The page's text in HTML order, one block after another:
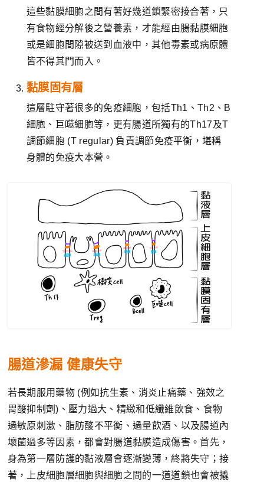
這些黏膜細胞之間有著好幾道鎖緊密接合著，只
有食物經分解後之營養素，才能經由腸黏膜細胞
或是細胞間隙被送到血液中，其他毒素或病原體
皆不得其門而入。
黏膜固有層
這層駐守著很多的免疫細胞，包括Th1、Th2、B
細胞、巨噬細胞等，更有腸道所獨有的Th17及T
調節細胞 (T regular) 負責調節免疫平衡，堪稱
身體的免疫大本營。
腸道滲漏 健康失守
若長期服用藥物 (例如抗生素、消炎止痛藥、強效之
胃酸抑制劑)、壓力過大、精緻和低纖維飲食、食物
過敏原刺激、脂肪酸不平衡、過量飲酒、以及腸道內
壞菌過多等因素，都會對腸道黏膜造成傷害。首先，
身為第一層防護的黏液層會逐漸變薄，終將失守；接
著，上皮細胞層細胞與細胞之間的一道道鎖也會被撬